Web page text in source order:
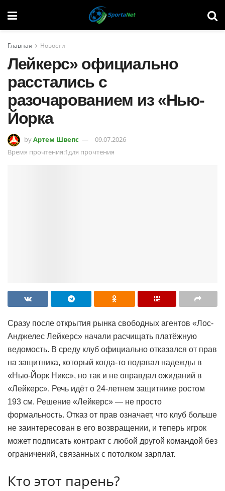
Главная Новости
Лейкерс» официально
расстались с
разочарованием из «Нью-
Йорка
byАртем Швепс
09.07.2026
Время прочтения:1для прочтения
Сразу после открытия рынка свободных агентов «Лос-
Анджелес Лейкерс» начали расчищать платёжную
ведомость. В среду клуб официально отказался от прав
на защитника, который когда-то подавал надежды в
«Нью-Йорк Никс», но так и не оправдал ожиданий в
«Лейкерс». Речь идёт о 24-летнем защитнике ростом
193 см. Решение «Лейкерс» — не просто
формальность. Отказ от прав означает, что клуб больше
не заинтересован в его возвращении, и теперь игрок
может подписать контракт с любой другой командой без
ограничений, связанных с потолком зарплат.
Кто этот парень?